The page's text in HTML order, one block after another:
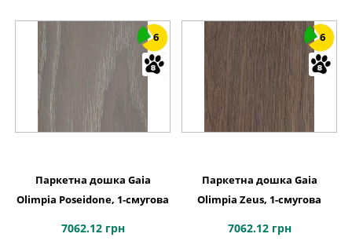
6
Паркетна дошка Gaia
Olimpia Poseidone, 1-смугова
7062.12 грн
6
Паркетна дошка Gaia
Olimpia Zeus, 1-смугова
7062.12 грн